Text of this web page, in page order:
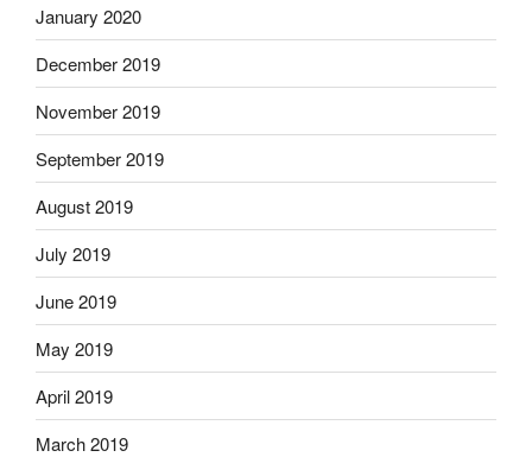
January 2020
December 2019
November 2019
September 2019
August 2019
July 2019
June 2019
May 2019
April 2019
March 2019